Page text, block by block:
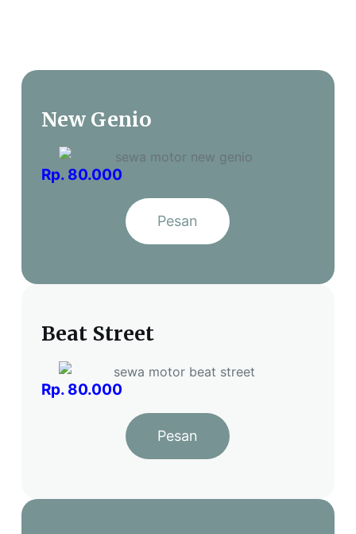
New Genio
Rp. 80.000
Pesan
Beat Street
Rp. 80.000
Pesan